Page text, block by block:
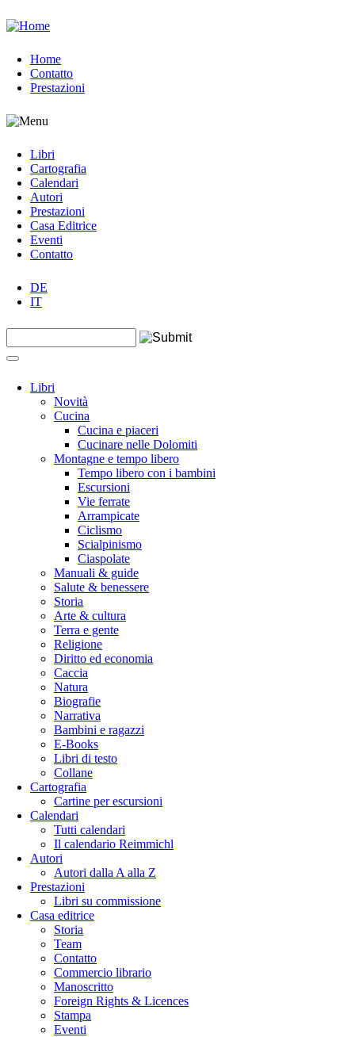
Jump to navigation
Home
Contatto
Prestazioni
Libri
Cartografia
Calendari
Autori
Prestazioni
Casa Editrice
Eventi
Contatto
DE
IT
Form di ricerca
Libri
Novità
Cucina
Cucina e piaceri
Cucinare nelle Dolomiti
Montagne e tempo libero
Tempo libero con i bambini
Escursioni
Vie ferrate
Arrampicate
Ciclismo
Scialpinismo
Ciaspolate
Manuali & guide
Salute & benessere
Storia
Arte & cultura
Terra e gente
Religione
Diritto ed economia
Caccia
Natura
Biografie
Narrativa
Bambini e ragazzi
E-Books
Libri di testo
Collane
Cartografia
Cartine per escursioni
Calendari
Tutti calendari
Il calendario Reimmichl
Autori
Autori dalla A alla Z
Prestazioni
Libri su commissione
Casa editrice
Storia
Team
Contatto
Commercio librario
Manoscritto
Foreign Rights & Licences
Stampa
Eventi